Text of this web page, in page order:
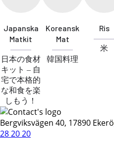
Japanska
Matkit
日本の食材
キット – 自
宅で本格的
な和食を楽
しもう！
Koreansk
Mat
韓国料理
Ris
米
Bergviksvägen 40, 17890 Ekerö
28 20 20